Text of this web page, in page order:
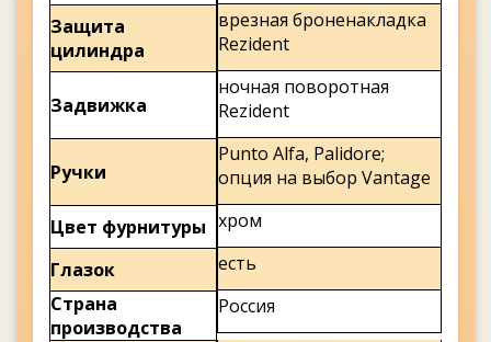
Защита
цилиндра
врезная броненакладка
Rezident
Задвижка
ночная поворотная
Rezident
Ручки
Punto Alfa, Palidore;
опция на выбор Vantage
Цвет фурнитуры хром
Глазок
есть
Страна
производства
Россия